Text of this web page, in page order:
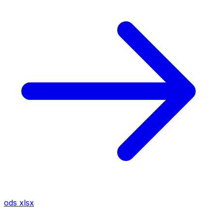
ods xlsx